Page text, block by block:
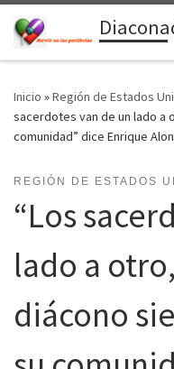
Saltar al contenido
Inicio »Región de Estados
sacerdotes van de un lado a
comunidad” dice Enrique
REGIÓN DE ESTADOS
“Los
lado a
diácono